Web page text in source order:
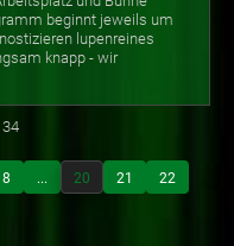
beginnt jeweils um
lupenreines
knapp - wir
... 20 21 22